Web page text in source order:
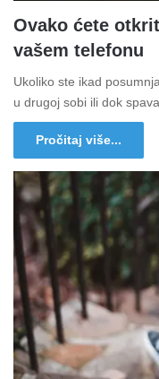
Ovako ćete
vašem telefonu
Ukoliko ste ikad
u drugoj sobi ili dok
Pročitaj više...